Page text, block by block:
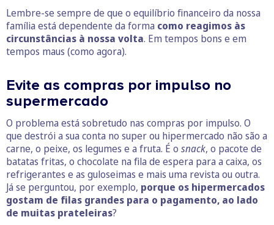
Lembre-se sempre de que o equilíbrio financeiro da nossa
família está dependente da forma como reagimos às
circunstâncias à nossa volta. Em tempos bons e em
tempos maus (como agora).
Evite as compras por impulso no
supermercado
O problema está sobretudo nas compras por impulso. O
que destrói a sua conta no super ou hipermercado não são a
carne, o peixe, os legumes e a fruta. É o snack, o pacote de
batatas fritas, o chocolate na fila de espera para a caixa, os
refrigerantes e as guloseimas e mais uma revista ou outra.
Já se perguntou, por exemplo, porque os hipermercados
gostam de filas grandes para o pagamento, ao lado
de muitas prateleiras?